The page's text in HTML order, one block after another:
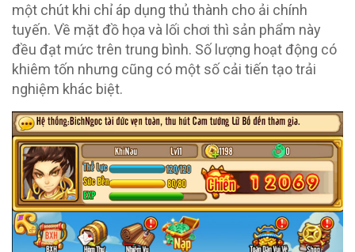
một chút khi chỉ áp dụng thủ thành cho ải chính
tuyến. Về mặt đồ họa và lối chơi thì sản phẩm này
đều đạt mức trên trung bình. Số lượng hoạt động có
khiêm tốn nhưng cũng có một số cải tiến tạo trải
nghiệm khác biệt.